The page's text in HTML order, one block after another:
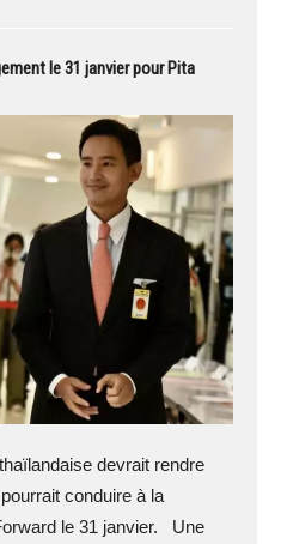
le 31 janvier pour Pita
devrait rendre
conduire à la
le 31 janvier. Une